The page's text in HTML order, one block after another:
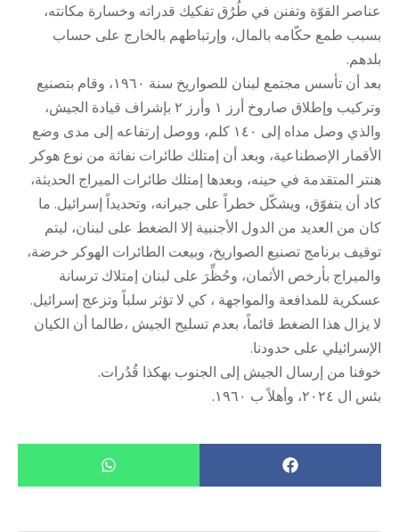
عناصر القوّة وتفنن في طُرُق تفكيك قدراته وخسارة مكانته،
بسبب طمع حكّامه بالمال، وإرتباطهم بالخارج على حساب
بلدهم.
بعد أن تأسس مجتمع لبنان للصواريخ سنة ١٩٦٠، وقام بتصنيع
وتركيب وإطلاق صاروخ أرز ١ وأرز ٢ بإشراف قيادة الجيش،
والذي وصل مداه إلى ١٤٠ كلم، ووصل إرتفاعه إلى مدى وضع
الأقمار الإصطناعية، وبعد أن إمتلك طائرات نفاثة من نوع هوكر
هنتر المتقدمة في حينه، وبعدها إمتلك طائرات الميراج الحديثة،
كاد أن يتفوّق، ويشكّل خطراً على جيرانه، وتحديداً إسرائيل. ما
كان من العديد من الدول الأجنبية إلا الضغط على لبنان، ليتم
توقيف برنامج تصنيع الصواريخ، وبيعت الطائرات الهوكر خرضة،
والميراج بأرخص الأثمان، وحُظِّرَ على لبنان إمتلاك ترسانة
عسكرية للمدافعة والمواجهة ، كي لا تؤثر سلباً وتزعج إسرائيل.
لا يزال هذا الضغط قائماً، بعدم تسليح الجيش ،طالما أن الكيان
الإسرائيلي على حدودنا.
خوفنا من إرسال الجيش إلى الجنوب بهكذا قُدُرات.
بئس ال ٢٠٢٤، وأهلاً ب ١٩٦٠.